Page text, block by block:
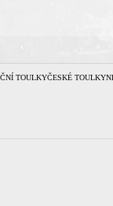
TOULKYČESKÉ TOULKY